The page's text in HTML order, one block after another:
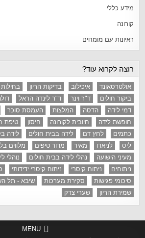
מידע כללי
קורונה
ראיונות עם מומחים
רוצה לקרוא עוד?
אולטרסאונד איכילוב בדיקות הריון בחילות
ביקור חולים
ד"ר וינר ד"ר לינדה הראל
דמי לידה
הדסה המלצות העמסת סוכר
חופשת לידה
חיובית לקורונה חיסון טיפת
כתמים
לחץ דם לידה בבית חולים לידה
ליס
לניאדו מאיר מדור טיפים מלווים
מעיני הישועה
נהלי לידה בבית חולים
נוהלי
ניתוחים
ניתוח קיסרי ניתוח קיסרי ידידותי
סיכומי פגישות
סקירת מערכות שיבא - תל
שמירת הריון
שערי צדק
MENU